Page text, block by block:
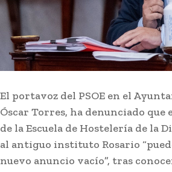
El portavoz del PSOE en el
Óscar Torres, ha denunciado que
de la Escuela de Hostelería de la
al antiguo instituto Rosario
nuevo anuncio vacío”, tras